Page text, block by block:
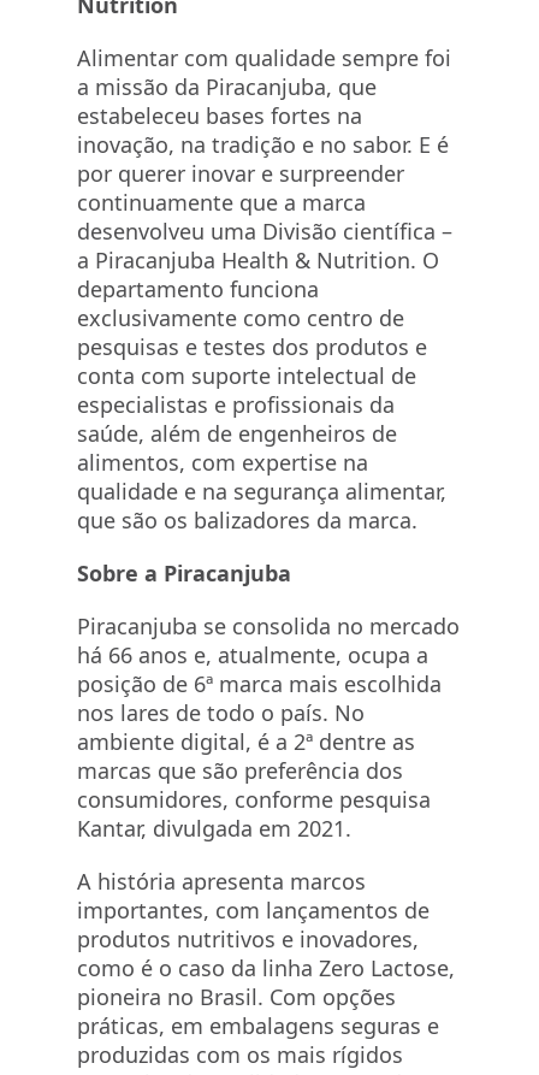
Alimentar com qualidade sempre foi
a missão da Piracanjuba, que
estabeleceu bases fortes na
inovação, na tradição e no sabor. E é
por querer inovar e surpreender
continuamente que a marca
desenvolveu uma Divisão científica –
a Piracanjuba Health & Nutrition. O
departamento funciona
exclusivamente como centro de
pesquisas e testes dos produtos e
conta com suporte intelectual de
especialistas e profissionais da
saúde, além de engenheiros de
alimentos, com expertise na
qualidade e na segurança alimentar,
que são os balizadores da marca.
Sobre a Piracanjuba
Piracanjuba se consolida no mercado
há 66 anos e, atualmente, ocupa a
posição de 6ª marca mais escolhida
nos lares de todo o país. No
ambiente digital, é a 2ª dentre as
marcas que são preferência dos
consumidores, conforme pesquisa
Kantar, divulgada em 2021.
A história apresenta marcos
importantes, com lançamentos de
produtos nutritivos e inovadores,
como é o caso da linha Zero Lactose,
pioneira no Brasil. Com opções
práticas, em embalagens seguras e
produzidas com os mais rígidos